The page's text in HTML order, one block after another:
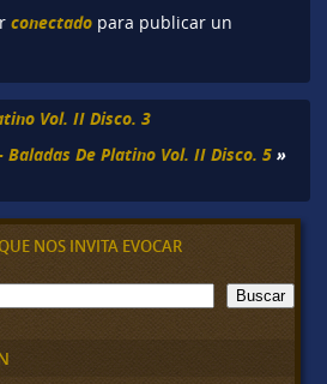
conectadopara publicar un
Vol. II Disco. 3
Baladas De Platino Vol. II Disco. 5 »
NOS INVITA EVOCAR
Buscar